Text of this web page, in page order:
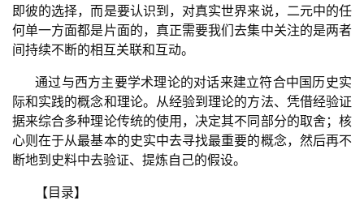
即彼的选择，而是要认识到，对真实世界来说，二元中的任
何单一方面都是片面的，真正需要我们去集中关注的是两者
间持续不断的相互关联和互动。
通过与西方主要学术理论的对话来建立符合中国历史实
际和实践的概念和理论。从经验到理论的方法、凭借经验证
据来综合多种理论传统的使用，决定其不同部分的取舍；核
心则在于从最基本的史实中去寻找最重要的概念，然后再不
断地到史料中去验证、提炼自己的假设。
【目录】